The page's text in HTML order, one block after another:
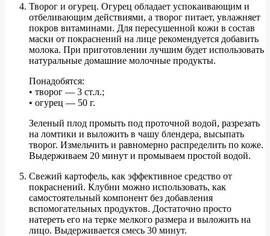
Творог и огурец. Огурец обладает успокаивающим и
отбеливающим действиями, а творог питает, увлажняет
покров витаминами. Для пересушенной кожи в состав
маски от покраснений на лице рекомендуется добавить
молока. При приготовлении лучшим будет использовать
натуральные домашние молочные продукты.
Понадобятся:
• творог — 3 ст.л.;
• огурец — 50 г.
Зеленый плод промыть под проточной водой, разрезать
на ломтики и выложить в чашу блендера, высыпать
творог. Измельчить и равномерно распределить по коже.
Выдерживаем 20 минут и промываем простой водой.
Свежий картофель, как эффективное средство от
покраснений. Клубни можно использовать, как
самостоятельный компонент без добавления
вспомогательных продуктов. Достаточно просто
натереть его на терке мелкого размера и выложить на
лицо. Выдерживается смесь 30 минут.